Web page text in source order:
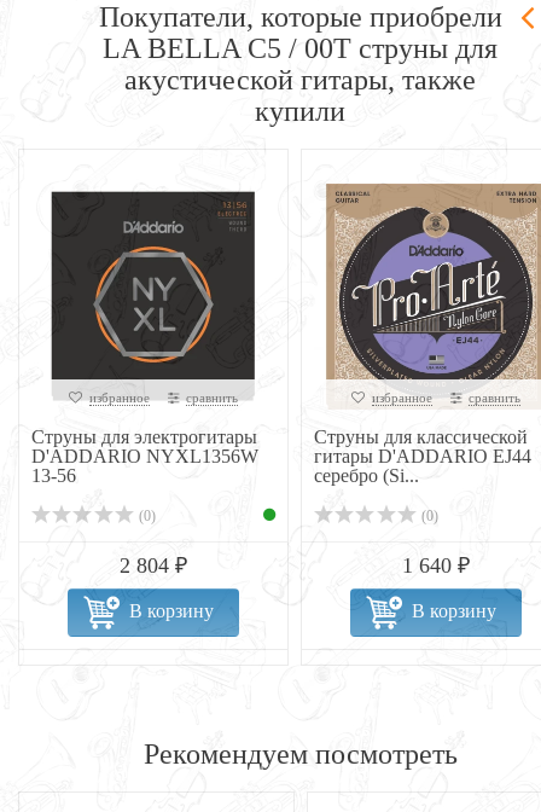
Покупатели, которые приобрели
LA BELLA C5 / 00T струны для
акустической гитары, также
купили
избранное сравнить
Струны для электрогитары
D'ADDARIO NYXL1356W
13-56
(0)
2 804 ₽
В корзину
избранное сравнить
Струны для классической
гитары D'ADDARIO EJ44
серебро (Si...
(0)
1 640 ₽
В корзину
Рекомендуем посмотреть